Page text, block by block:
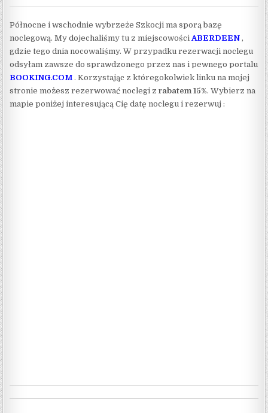
Północne i wschodnie wybrzeże Szkocji ma sporą bazę
noclegową. My dojechaliśmy tu z miejscowościABERDEEN ,
gdzie tego dnia nocowaliśmy. W przypadku rezerwacji noclegu
odsyłam zawsze do sprawdzonego przez nas i pewnego portalu
BOOKING.COM . Korzystając z któregokolwiek linku na mojej
stronie możesz rezerwować noclegi zrabatem 15%. Wybierz na
mapie poniżej interesującą Cię datę noclegu i rezerwuj :